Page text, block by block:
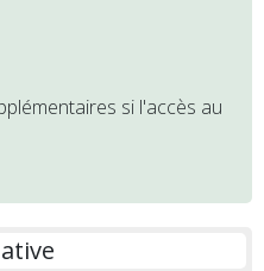
si l'accès au